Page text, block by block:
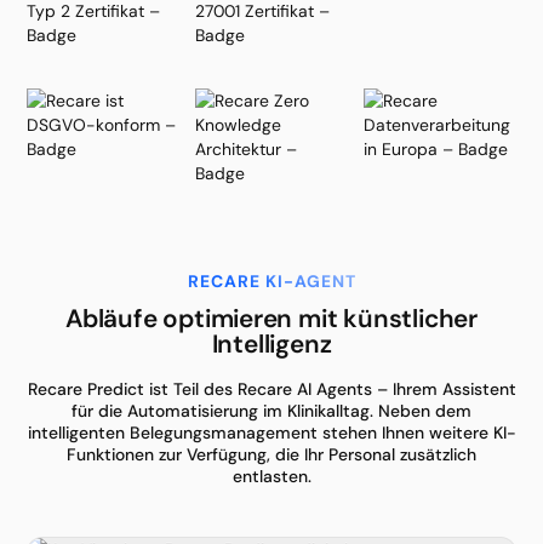
RECARE KI-AGENT
Abläufe optimieren mit künstlicher
Intelligenz
Recare Predict ist Teil des Recare AI Agents – Ihrem Assistent
für die Automatisierung im Klinikalltag. Neben dem
intelligenten Belegungsmanagement stehen Ihnen weitere KI-
Funktionen zur Verfügung, die Ihr Personal zusätzlich
entlasten.